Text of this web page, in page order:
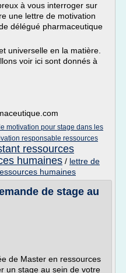
à vous interroger sur
une lettre de motivation
délégué pharmaceutique
universelle en la matière.
voir ici sont donnés à
motivation pour stage dans les
responsable ressources
ressources
humaines / lettre de
humaines
de stage au
de Master en ressources
un stage au sein de votre